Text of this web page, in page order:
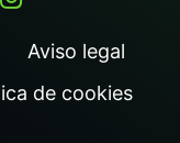
Aviso legal
de cookies